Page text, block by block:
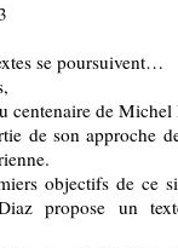
se poursuivent…
centenaire de
de son approche
objectifs de ce
propose un